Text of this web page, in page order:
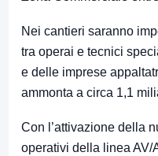
Nei cantieri saranno
tra operai e tecnici
e delle imprese
ammonta a circa 1,1
Con l’attivazione della
operativi della linea